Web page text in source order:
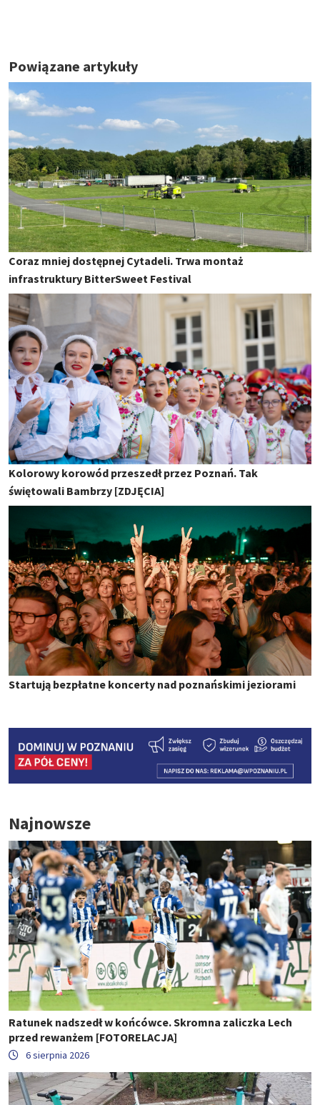
Powiązane artykuły
Coraz mniej dostępnej Cytadeli. Trwa montaż
infrastruktury BitterSweet Festival
Kolorowy korowód przeszedł przez Poznań. Tak
świętowali Bambrzy [ZDJĘCIA]
Startują bezpłatne koncerty nad poznańskimi jeziorami
Najnowsze
Ratunek nadszedł w końcówce. Skromna zaliczka Lech
przed rewanżem [FOTORELACJA]
6 sierpnia 2026